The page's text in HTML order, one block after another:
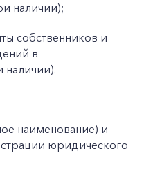
наличии);
собственников и
в
наименование) и
юридического